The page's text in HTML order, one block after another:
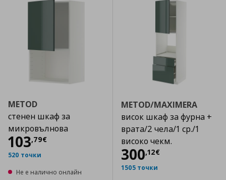
METOD
стенен шкаф за
микровълнова
103,79€
Цена
520 точки
Не е налично онлайн
METOD/MAXIMERA
висок шкаф за фурна +
врата/2 чела/1 ср./1
високо чекм.
300,12€
Цена
1505 точки